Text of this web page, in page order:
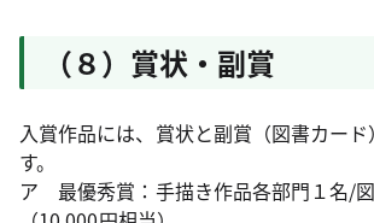
（８）賞状・副賞
入賞作品には、賞状と副賞（図書カー
す。
ア 最優秀賞：手描き作品各部門１名/